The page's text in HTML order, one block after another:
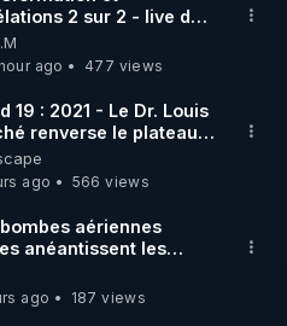
rdlr_thierrycasasnovas/
RGNR (stages,
SUR ODYSEE
2 sur 2 - live du
26
ago
477 views
19 : 2021 - Le Dr. Louis
renverse le plateau
!
ago
566 views
aériennes
anéantissent les
de contrôle de
de 3 brigades
ago
187 views